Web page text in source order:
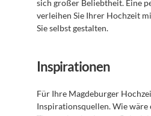
sich großer Beliebtheit. Eine
verleihen Sie Ihrer Hochzeit
Sie selbst gestalten.
Inspirationen
Für Ihre Magdeburger
Inspirationsquellen. Wie wäre